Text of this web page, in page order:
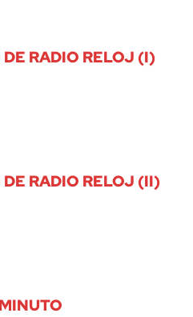
RADIO RELOJ (I)
RADIO RELOJ (II)